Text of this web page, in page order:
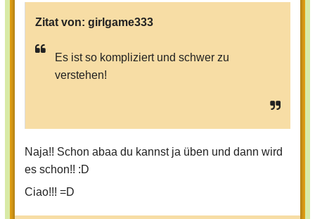
Zitat von: girlgame333
Es ist so kompliziert und schwer zu
verstehen!
Naja!! Schon abaa du kannst ja üben und dann wird
es schon!! :D
Ciao!!! =D